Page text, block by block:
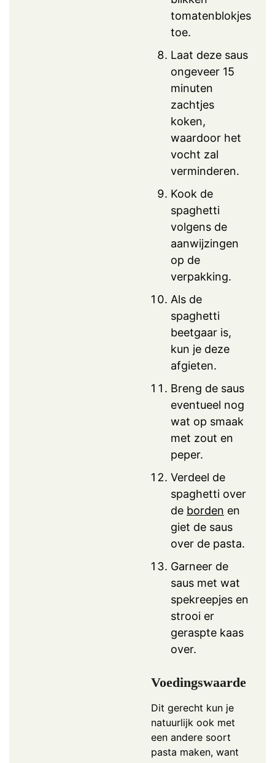
tomatenblokjes
toe.
Laat deze saus
ongeveer 15
minuten
zachtjes
koken,
waardoor het
vocht zal
verminderen.
Kook de
spaghetti
volgens de
aanwijzingen
op de
verpakking.
Als de
spaghetti
beetgaar is,
kun je deze
afgieten.
Breng de saus
eventueel nog
wat op smaak
met zout en
peper.
Verdeel de
spaghetti over
de borden en
giet de saus
over de pasta.
Garneer de
saus met wat
spekreepjes en
strooi er
geraspte kaas
over.
Voedingswaarde
Dit gerecht kun je
natuurlijk ook met
een andere soort
pasta maken, want